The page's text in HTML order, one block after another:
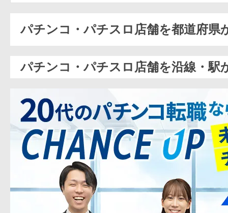
パチンコ・パチスロ店舗を都道府県
パチンコ・パチスロ店舗を沿線・駅